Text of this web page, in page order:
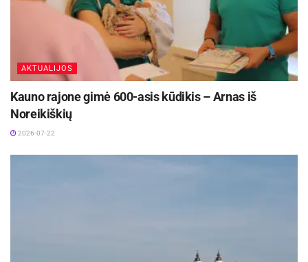
AKTUALIJOS
Kauno rajone gimė 600-asis kūdikis – Arnas iš
Noreikiškių
2026-07-22